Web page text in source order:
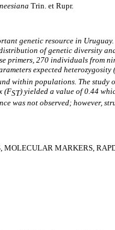
neesiana Trin. et Rupr.
genetic resource in
of genetic diversity
primers, 270 individuals from
expected heterozygosity
within populations. The study
(FST) yielded a value of 0.44
was not observed; however,
MOLECULAR MARKERS,